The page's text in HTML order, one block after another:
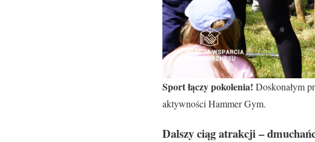
Sport łączy pokolenia! Doskonałym
aktywności Hammer Gym.
Dalszy ciąg atrakcji –